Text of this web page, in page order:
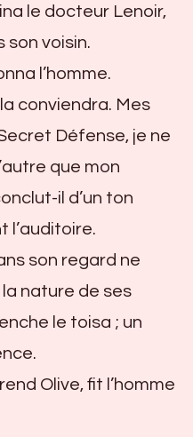
le docteur Lenoir,
son voisin.
l’homme.
conviendra. Mes
Défense, je ne
que mon
il d’un ton
l’auditoire.
son regard ne
nature de ses
le toisa ; un
Olive, fit l’homme